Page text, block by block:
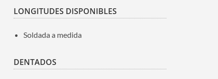
LONGITUDES DISPONIBLES
Soldada a medida
DENTADOS